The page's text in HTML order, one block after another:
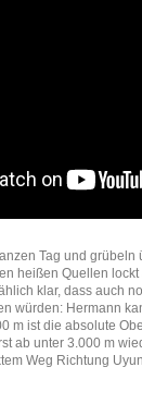
Tag und grübeln
heißen Quellen
klar, dass auch
würden: Hermann
m ist die absolute
ab unter 3.000 m
Weg Richtung